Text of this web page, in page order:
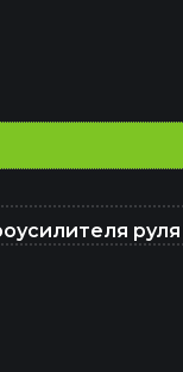
руля